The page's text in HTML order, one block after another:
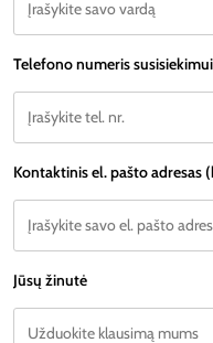
Telefono numeris susisiekimui
Kontaktinis el. pašto adresas
Jūsų žinutė